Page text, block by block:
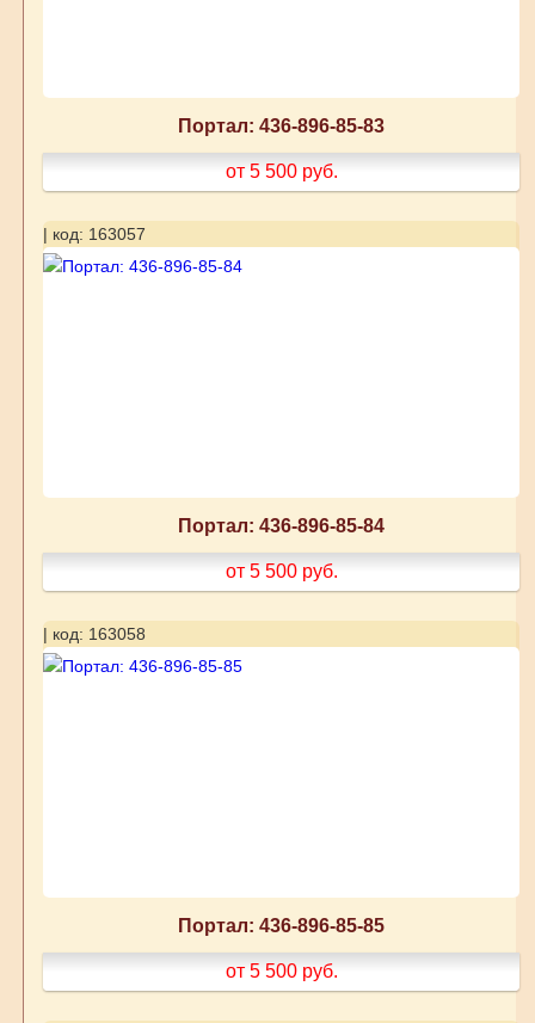
Портал: 436-896-85-83
от 5 500 руб.
| код: 163057
Портал: 436-896-85-84
от 5 500 руб.
| код: 163058
Портал: 436-896-85-85
от 5 500 руб.